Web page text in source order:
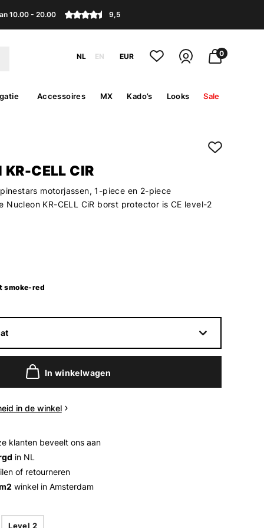
10.00 - 20.00 9,5
NL EN EUR 0
Accessoires MX Kado’s Looks Sale
KR-CELL CIR
motorjassen, 1-piece en 2-piece
Nucleon KR-CELL CiR borst protector is CE level-2
smoke-red
In winkelwagen
in de winkel
klanten beveelt ons aan
in NL
of retourneren
winkel in Amsterdam
Level 2